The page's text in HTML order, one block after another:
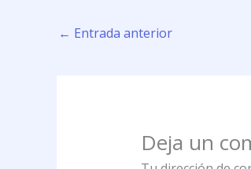
← Entrada anterior
Deja un